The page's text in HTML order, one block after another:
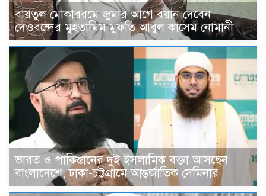
বায়তুল মোকাররমে জুমার আগে বয়ান দেবেন
দেওবন্দের মুহতামিম মুফতি আবুল কাসেম নোমানী
ভারত ও পাকিস্তানের দুই ইসলামিক বক্তা আসছেন
বাংলাদেশে, ঢাকা-চট্টগ্রামে আন্তর্জাতিক সেমিনার